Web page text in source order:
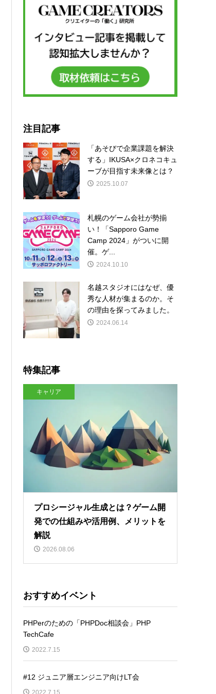
注目記事
「あそびで企業課題を解決
する」IKUSA×クロネコキュ
ーブが目指す未来像とは？
2025.10.07
札幌のゲーム会社が勢揃
い！「Sapporo Game
Camp 2024」がついに開
催。ゲ...
2024.10.10
名越スタジオにはなぜ、優
秀な人材が集まるのか。そ
の理由を探ってみました。
2024.06.14
特集記事
キャリア
プロシージャル生成とは？ゲーム開
発での仕組みや活用例、メリットを
解説
2026.08.06
おすすめイベント
PHPerのための「PHPDoc相談会」PHP
TechCafe
2022.7.15
#12 ジュニア層エンジニア向けLT会